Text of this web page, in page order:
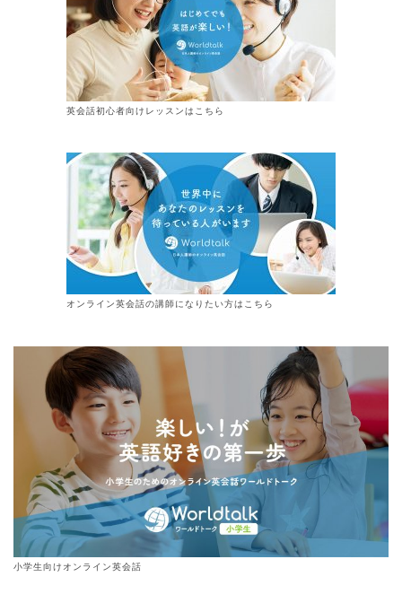
英会話初心者向けレッスンはこちら
オンライン英会話の講師になりたい方はこちら
小学生向けオンライン英会話